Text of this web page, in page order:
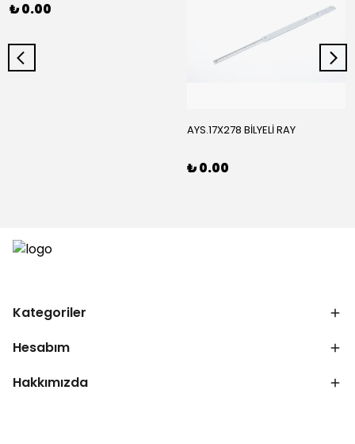
₺ 0.00
AYS.17X278 BİLYELİ RAY
₺ 0.00
Kategoriler
Hesabım
Hakkımızda